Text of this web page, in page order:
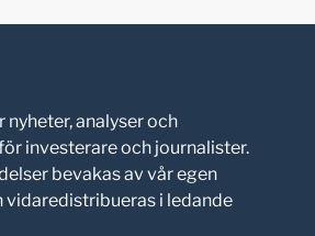
analyser och
investerare och journalister.
bevakas av vår egen
vidaredistribueras i ledande